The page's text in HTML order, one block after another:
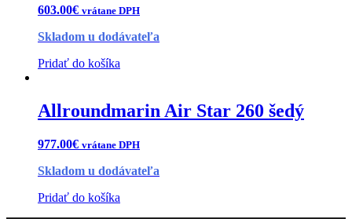
603.00€ vrátane DPH
Skladom u dodávateľa
Pridať do košíka
Allroundmarin Air Star 260 šedý
977.00€ vrátane DPH
Skladom u dodávateľa
Pridať do košíka